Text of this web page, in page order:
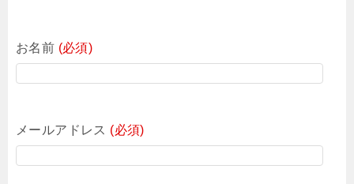
お名前 (必須)
メールアドレス (必須)